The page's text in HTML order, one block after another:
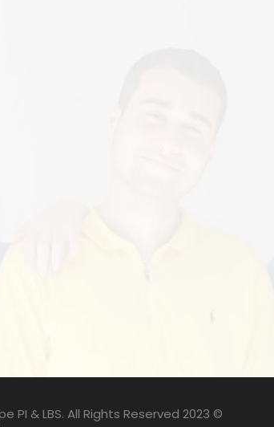
© 2023 Groupe PI & LBS. All Rights Reserved.